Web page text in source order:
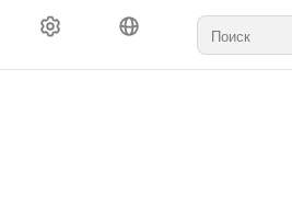
Документы и выплаты